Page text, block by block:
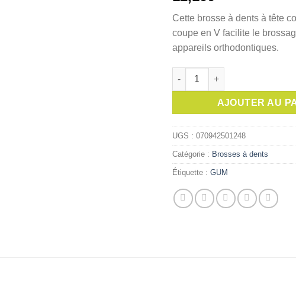
Cette brosse à dents à tête
coupe en V facilite le
appareils orthodontiques.
quantité de GUM Brosse à
AJOUTER AU
UGS : 070942501248
Catégorie : Brosses à dents
Étiquette : GUM